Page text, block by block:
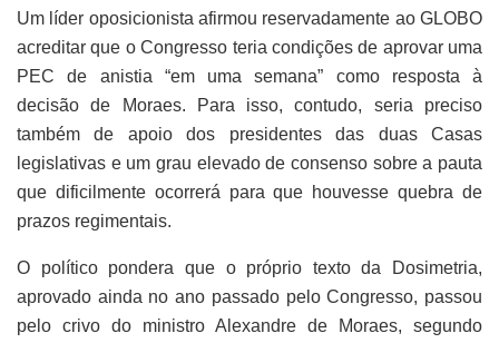
Um líder oposicionista afirmou reservadamente ao GLOBO
acreditar que o Congresso teria condições de aprovar uma
PEC de anistia “em uma semana” como resposta à
decisão de Moraes. Para isso, contudo, seria preciso
também de apoio dos presidentes das duas Casas
legislativas e um grau elevado de consenso sobre a pauta
que dificilmente ocorrerá para que houvesse quebra de
prazos regimentais.
O político pondera que o próprio texto da Dosimetria,
aprovado ainda no ano passado pelo Congresso, passou
pelo crivo do ministro Alexandre de Moraes, segundo